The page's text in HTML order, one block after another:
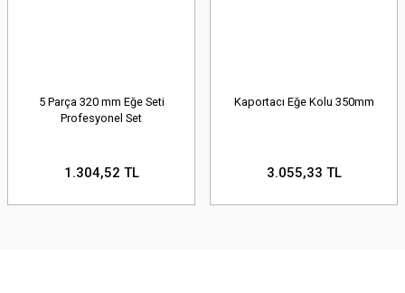
5 Parça 320 mm Eğe Seti
Profesyonel Set
1.304,52 TL
Kaportacı Eğe Kolu 350mm
3.055,33 TL